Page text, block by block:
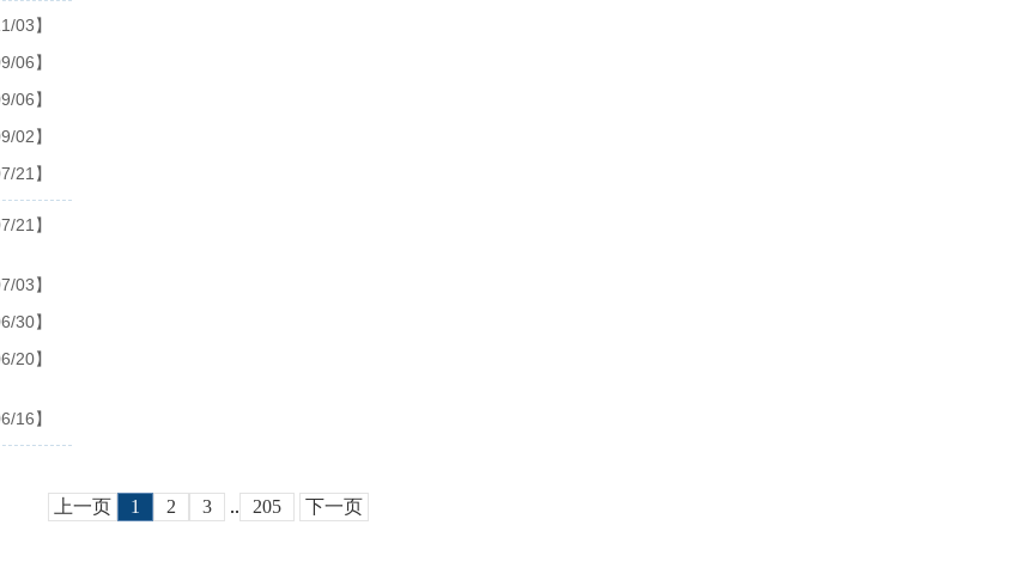
03】
06】
06】
02】
21】
21】
03】
30】
20】
16】
上一页 1 2 3 .. 205 下一页